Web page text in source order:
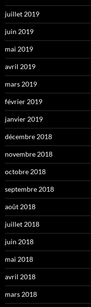
juillet 2019
juin 2019
mai 2019
avril 2019
mars 2019
février 2019
janvier 2019
décembre 2018
novembre 2018
octobre 2018
septembre 2018
août 2018
juillet 2018
juin 2018
mai 2018
avril 2018
mars 2018